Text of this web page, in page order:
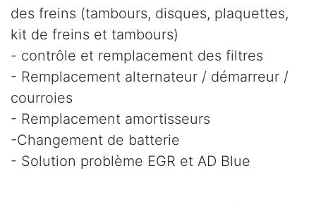
des freins (tambours, disques, plaquettes,
kit de freins et tambours)
- contrôle et remplacement des filtres
- Remplacement alternateur / démarreur /
courroies
- Remplacement amortisseurs
-Changement de batterie
- Solution problème EGR et AD Blue